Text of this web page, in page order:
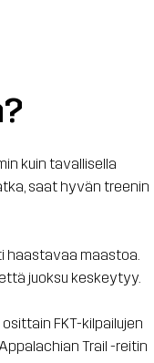
kuin tavallisella
saat hyvän treenin
haastavaa maastoa.
juoksu keskeytyy.
FKT-kilpailujen
Trail -reitin